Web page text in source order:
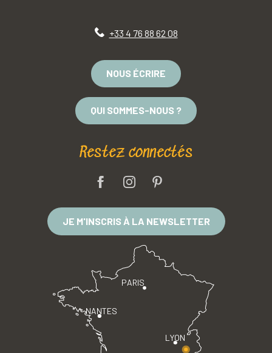
+33 4 76 88 62 08
NOUS ÉCRIRE
QUI SOMMES-NOUS ?
Restez connectés
JE M'INSCRIS À LA NEWSLETTER
PARIS
LYON
NANTES